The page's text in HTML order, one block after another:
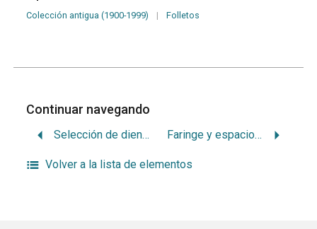
Colección antigua (1900-1999) | Folletos
Continuar navegando
Selección de dientes posteriores y articulado cruzado Faringe y espacios perifaríngeos
Volver a la lista de elementos